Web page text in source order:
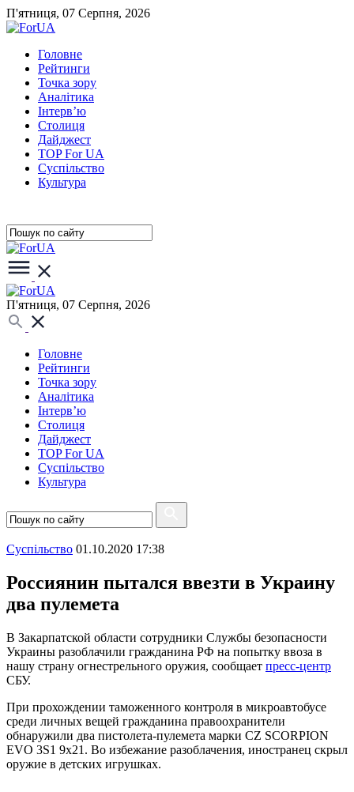
П'ятниця, 07 Серпня, 2026
Головне
Рейтинги
Точка зору
Аналітика
Інтерв’ю
Столиця
Дайджест
TOP For UA
Суспiльство
Культура
П'ятниця, 07 Серпня, 2026
Головне
Рейтинги
Точка зору
Аналітика
Інтерв’ю
Столиця
Дайджест
TOP For UA
Суспiльство
Культура
Суспiльство 01.10.2020 17:38
Россиянин пытался ввезти в Украину
два пулемета
В Закарпатской области сотрудники Службы безопасности
Украины разоблачили гражданина РФ на попытку ввоза в
нашу страну огнестрельного оружия, сообщает пресс-центр
СБУ.
При прохождении таможенного контроля в микроавтобусе
среди личных вещей гражданина правоохранители
обнаружили два пистолета-пулемета марки CZ SCORPION
EVO 3S1 9x21. Во избежание разоблачения, иностранец скрыл
оружие в детских игрушках.